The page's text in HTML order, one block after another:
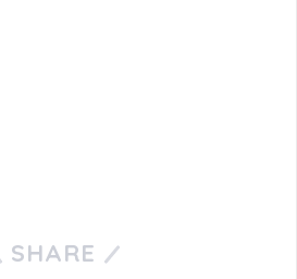
SHARE